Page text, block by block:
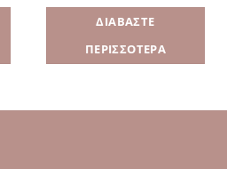
ΔΙΑΒΆΣΤΕ
ΠΕΡΙΣΣΌΤΕΡΑ